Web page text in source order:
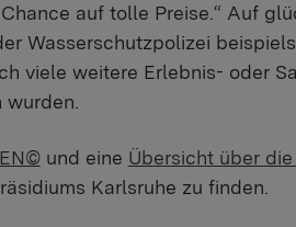
auf tolle Preise.“ Auf
Wasserschutzpolizei
viele weitere Erlebnis- oder
wurden.
und eine Übersicht über
Karlsruhe zu finden.